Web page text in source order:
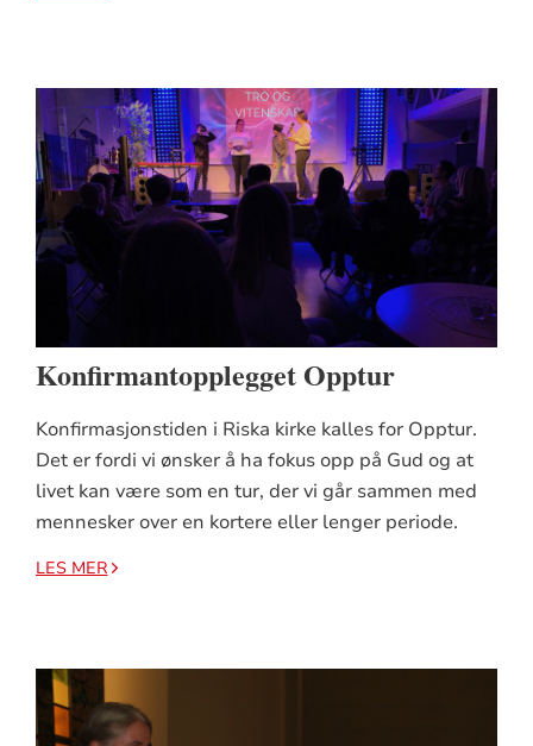
Konfirmantopplegget Opptur
Konfirmasjonstiden i Riska kirke kalles for Opptur.
Det er fordi vi ønsker å ha fokus opp på Gud og at
livet kan være som en tur, der vi går sammen med
mennesker over en kortere eller lenger periode.
LES MER